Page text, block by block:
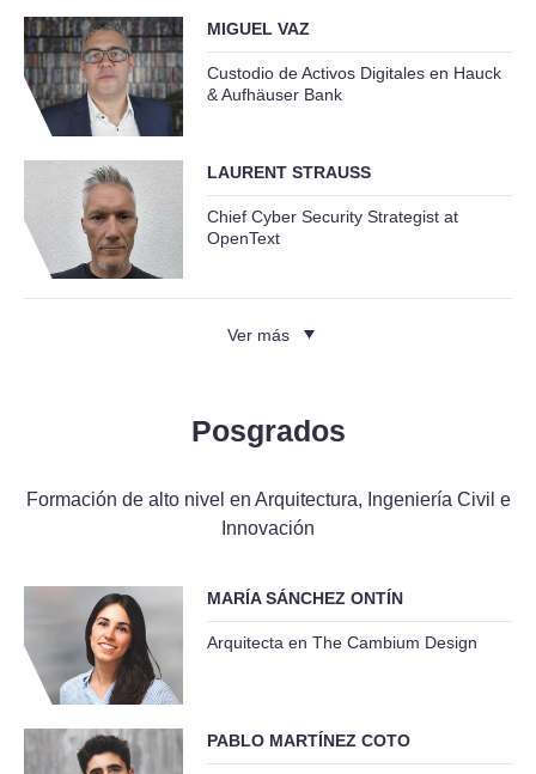
MIGUEL VAZ
Custodio de Activos Digitales en Hauck
& Aufhäuser Bank
LAURENT STRAUSS
Chief Cyber Security Strategist at
OpenText
Ver más
Posgrados
Formación de alto nivel en Arquitectura, Ingeniería Civil e
Innovación
MARÍA SÁNCHEZ ONTÍN
Arquitecta en The Cambium Design
PABLO MARTÍNEZ COTO